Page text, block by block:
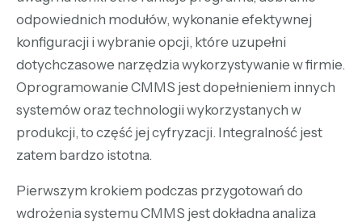
odpowiednich modułów, wykonanie efektywnej
konfiguracji i wybranie opcji, które uzupełni
dotychczasowe narzędzia wykorzystywanie w firmie.
Oprogramowanie CMMS jest dopełnieniem innych
systemów oraz technologii wykorzystanych w
produkcji, to część jej cyfryzacji. Integralność jest
zatem bardzo istotna.
Pierwszym krokiem podczas przygotowań do
wdrożenia systemu CMMS jest dokładna analiza